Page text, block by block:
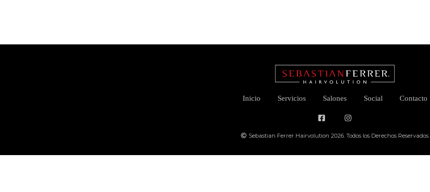
Inicio Servicios Salones Social Contacto
Sebastian Ferrer Hairvolution 2026. Todos los Derechos Reservados.